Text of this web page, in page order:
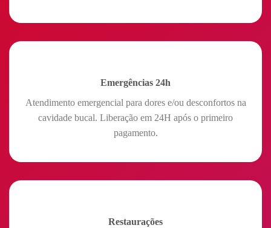
Emergências 24h
Atendimento emergencial para dores e/ou desconfortos na
cavidade bucal. Liberação em 24H após o primeiro
pagamento.
Restaurações